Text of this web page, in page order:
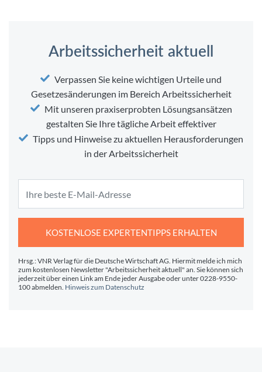
Arbeitssicherheit aktuell
Verpassen Sie keine wichtigen Urteile und
Gesetzesänderungen im Bereich Arbeitssicherheit
Mit unseren praxiserprobten Lösungsansätzen
gestalten Sie Ihre tägliche Arbeit effektiver
Tipps und Hinweise zu aktuellen Herausforderungen
in der Arbeitssicherheit
KOSTENLOSE EXPERTENTIPPS ERHALTEN
Hrsg.: VNR Verlag für die Deutsche Wirtschaft AG. Hiermit melde ich mich
zum kostenlosen Newsletter "Arbeitssicherheit aktuell" an. Sie können sich
jederzeit über einen Link am Ende jeder Ausgabe oder unter 0228-9550-
100 abmelden. Hinweis zum Datenschutz